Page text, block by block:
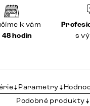
k vám
48 hodin
s
Parametry
Podobné produkty